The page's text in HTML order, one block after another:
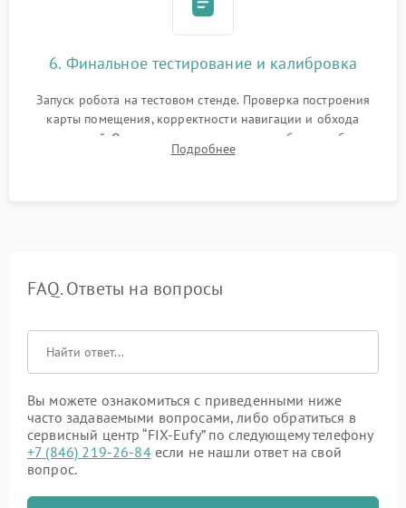
6. Финальное тестирование и калибровка
Запуск робота на тестовом стенде. Проверка построения
карты помещения, корректности навигации и обхода
препятствий. Оценка силы всасывания и работы турбины.
Тестирование автоматического возврата на док-станцию и
Подробнее
FAQ. Ответы на вопросы
Вы можете ознакомиться с приведенными ниже
часто задаваемыми вопросами, либо обратиться в
сервисный центр “FIX-Eufy” по следующему телефону
+7 (846) 219-26-84если не нашли ответ на свой
вопрос.